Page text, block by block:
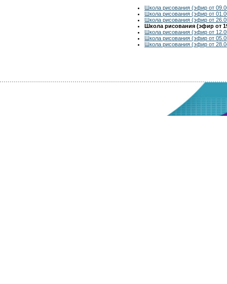
Школа рисования (эфир от
Школа рисования (эфир от
Школа рисования (эфир от
Школа рисования (эфир от
Школа рисования (эфир от
Школа рисования (эфир от
Школа рисования (эфир от